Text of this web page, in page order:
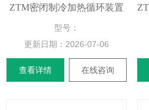
ZTM密闭制冷加热循环装置
型号：
更新日期： 2026-07-06
查看详情 在线咨询